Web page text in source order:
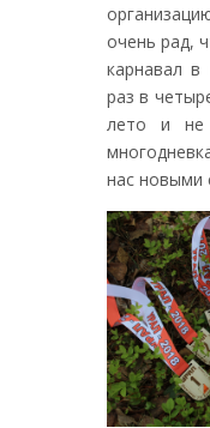
очень рад,
карнавал в
раз в
лето и
нас новыми